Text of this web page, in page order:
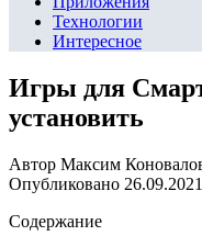
Технологии
Интересное
Игры для
установить
Автор Максим
Опубликовано 26.09.2021
Содержание